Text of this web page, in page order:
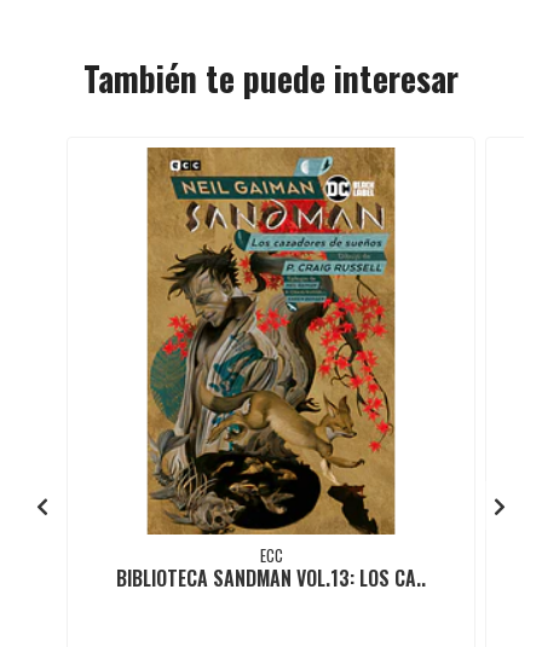
También te puede interesar
ECC
BIBLIOTECA SANDMAN VOL.13: LOS CA..